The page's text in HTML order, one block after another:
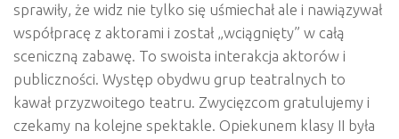
sprawiły, że widz nie tylko się uśmiechał ale i nawiązywał
współpracę z aktorami i został „wciągnięty” w całą
sceniczną zabawę. To swoista interakcja aktorów i
publiczności. Występ obydwu grup teatralnych to
kawał przyzwoitego teatru. Zwycięzcom gratulujemy i
czekamy na kolejne spektakle. Opiekunem klasy II była